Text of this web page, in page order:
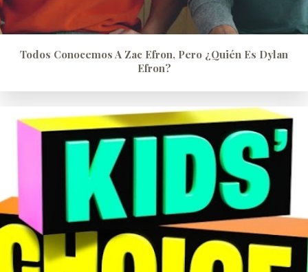
Todos Conocemos A Zac Efron, Pero ¿quién Es Dylan
Efron?